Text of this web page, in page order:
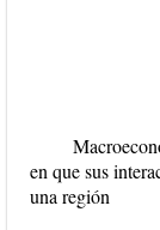
en que sus
una región